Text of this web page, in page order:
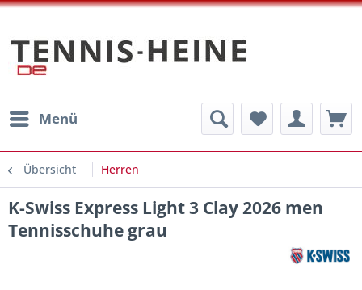
Menü
Übersicht Herren
K-Swiss Express Light 3 Clay 2026 men
Tennisschuhe grau